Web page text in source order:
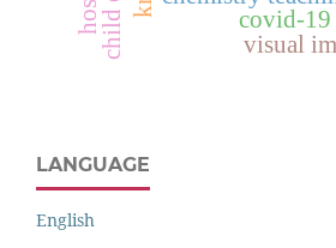
covid-19
visual
LANGUAGE
English